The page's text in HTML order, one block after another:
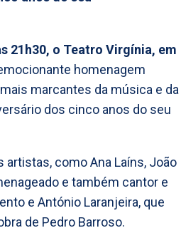
21h30, o Teatro Virgínia, em
homenagem
marcantes da música e da
dos cinco anos do seu
como Ana Laíns, João
e também cantor e
e António Laranjeira, que
de Pedro Barroso.